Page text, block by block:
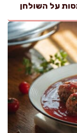
על השולחן